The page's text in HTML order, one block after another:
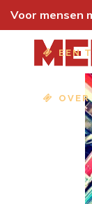
Voor mensen
EEN